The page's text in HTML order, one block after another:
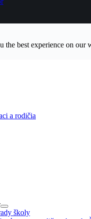
the best experience on our
a rodičia
školy